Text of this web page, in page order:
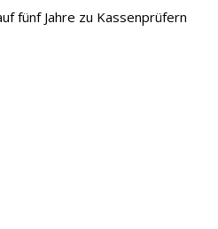
fünf Jahre zu Kassenprüfern